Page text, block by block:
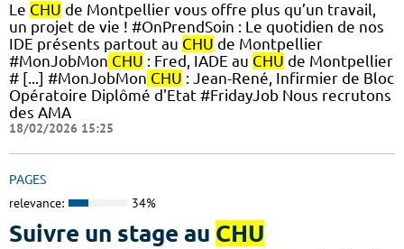
Le CHU de Montpellier vous offre plus qu’un travail,
un projet de vie ! #OnPrendSoin : Le quotidien de nos
IDE présents partout au CHU de Montpellier
#MonJobMon CHU : Fred, IADE au CHU de Montpellier
# [...] #MonJobMon CHU : Jean-René, Infirmier de Bloc
Opératoire Diplômé d'Etat #FridayJob Nous recrutons
des AMA
18/02/2026 15:25
PAGES
relevance: 34%
Suivre un stage au CHU